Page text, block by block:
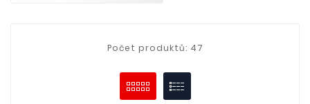
Počet produktů: 47